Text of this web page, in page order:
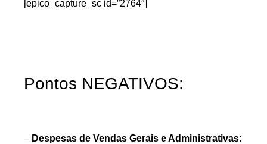
[epico_capture_sc id=”2764″]
Pontos NEGATIVOS:
– Despesas de Vendas Gerais e Administrativas: